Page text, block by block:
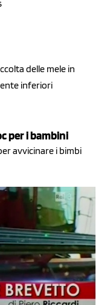
delle mele in
inferiori
per i bambini
avvicinare i bimbi